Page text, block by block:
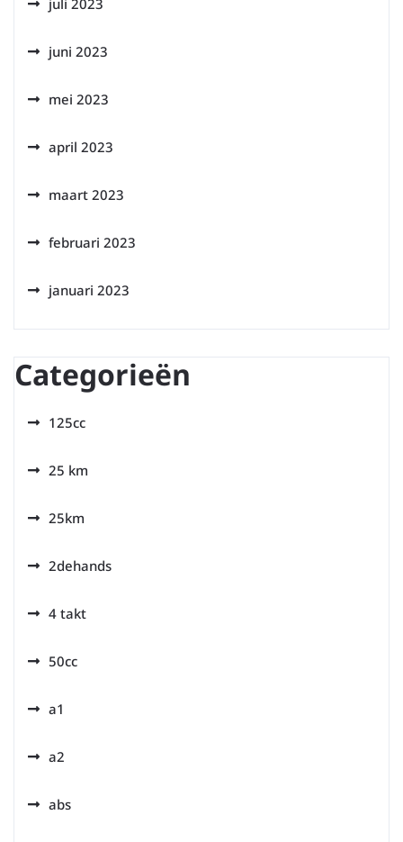
juli 2023
juni 2023
mei 2023
april 2023
maart 2023
februari 2023
januari 2023
Categorieën
125cc
25 km
25km
2dehands
4 takt
50cc
a1
a2
abs